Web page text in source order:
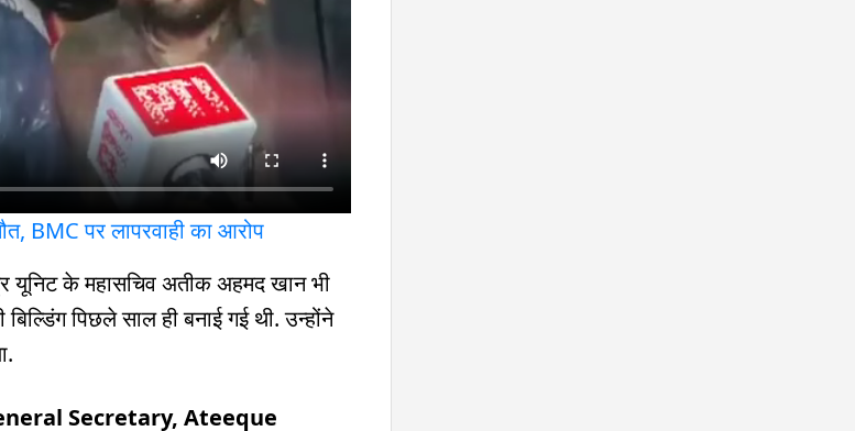
BMC पर लापरवाही का आरोप
यूनिट के महासचिव अतीक अहमद खान भी
पिछले साल ही बनाई गई थी. उन्होंने
Secretary, Ateeque